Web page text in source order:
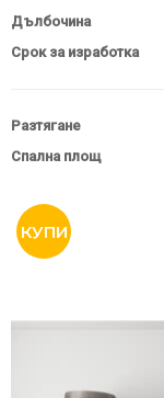
Дълбочина
Срок за изработка
Разтягане
Спална площ